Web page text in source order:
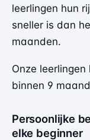
leerlingen hun
sneller is dan
maanden.
Onze
binnen 9
Persoonlijke
elke beginner